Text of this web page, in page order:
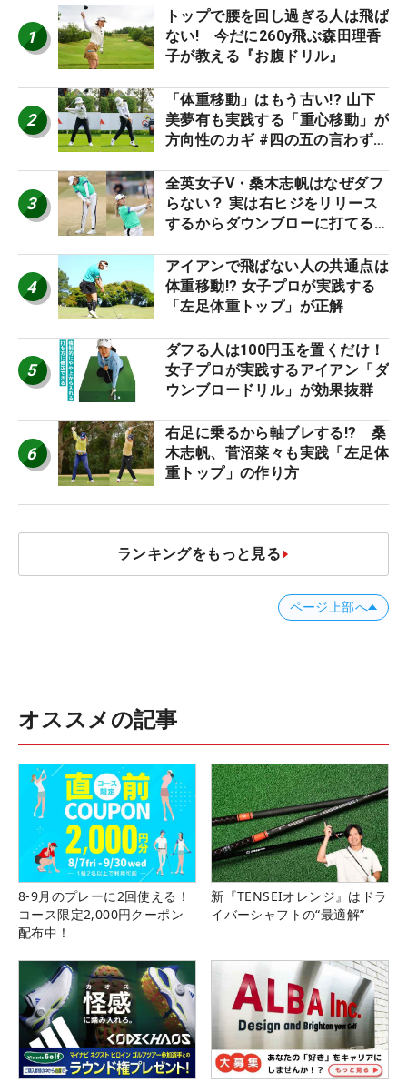
1
トップで腰を回し過ぎる人は飛ば
ない! 今だに260y飛ぶ森田理香
子が教える『お腹ドリル』
2
「体重移動」はもう古い!? 山下
美夢有も実践する「重心移動」が
方向性のカギ #四の五の言わず振
3
全英女子V・桑木志帆はなぜダフ
らない？ 実は右ヒジをリリース
するからダウンブローに打てる #
4
アイアンで飛ばない人の共通点は
体重移動!? 女子プロが実践する
「左足体重トップ」が正解
5
ダフる人は100円玉を置くだけ！
女子プロが実践するアイアン「ダ
ウンブロードリル」が効果抜群
6
右足に乗るから軸ブレする!? 桑
木志帆、菅沼菜々も実践「左足体
重トップ」の作り方
ランキングをもっと見る
ページ上部へ
オススメの記事
8-9月のプレーに2回使える！
コース限定2,000円クーポン
配布中！
新『TENSEIオレンジ』はドラ
イバーシャフトの“最適解”